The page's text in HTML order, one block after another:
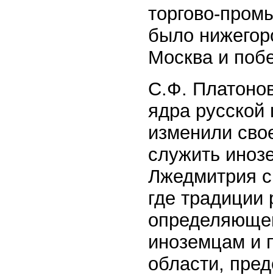
торгово-
было
Москва и
С.Ф.
ядра
изменили
служить
Лжедмитрия
где традиции
иноземцам и
области,